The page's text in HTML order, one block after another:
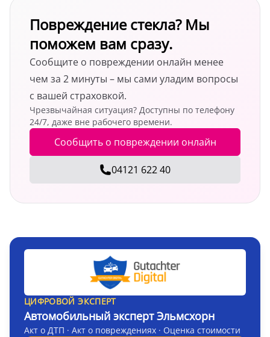
Повреждение стекла? Мы
поможем вам сразу.
Сообщите о повреждении онлайн менее
чем за 2 минуты – мы сами уладим вопросы
с вашей страховкой.
Чрезвычайная ситуация? Доступны по телефону
24/7, даже вне рабочего времени.
Сообщить о повреждении онлайн
04121 622 40
ЦИФРОВОЙ ЭКСПЕРТ
Автомобильный эксперт Эльмсхорн
Акт о ДТП · Акт о повреждениях · Оценка стоимости